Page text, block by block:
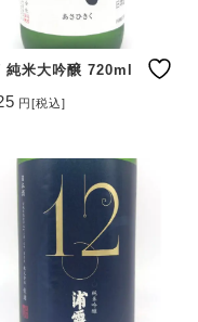
純米大吟醸 720ml
円 [税込]